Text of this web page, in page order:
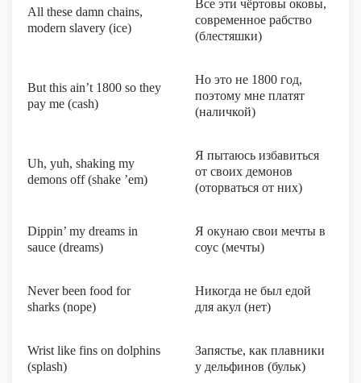
All these damn chains,
modern slavery (ice)
Все эти чёртовы оковы,
современное рабство
(блестяшки)
But this ain’t 1800 so they
pay me (cash)
Но это не 1800 год,
поэтому мне платят
(наличкой)
Uh, yuh, shaking my
demons off (shake ’em)
Я пытаюсь избавиться
от своих демонов
(оторваться от них)
Dippin’ my dreams in
sauce (dreams)
Я окунаю свои мечты в
соус (мечты)
Never been food for
sharks (nope)
Никогда не был едой
для акул (нет)
Wrist like fins on dolphins
(splash)
Запястье, как плавники
у дельфинов (бульк)